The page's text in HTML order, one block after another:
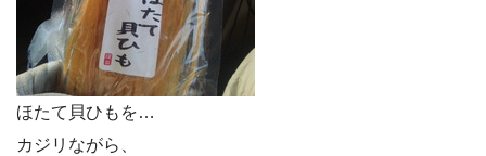
ほたて貝ひもを…
カジリながら、